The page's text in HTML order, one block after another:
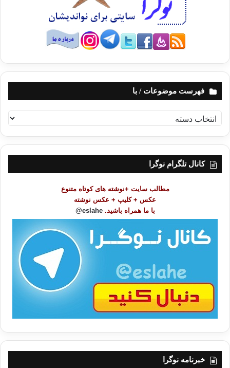
فهرست موضوعات / با
ه
ر
کانال تلگرام نوگرا
مطالب سایت +نوشته های کوتاه متنوع
عکس + کلیپ + عکس نوشته
با ما همراه باشید. eslahe@
خبرنامه نوگرا